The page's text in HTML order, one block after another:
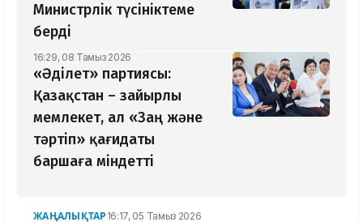
Министрлік түсініктеме
берді
16:29, 08 Тамыз 2026
«Әділет» партиясы:
Қазақстан – зайырлы
мемлекет, ал «Заң және
тәртіп» қағидаты
баршаға міндетті
ЖАҢАЛЫҚТАР 16:17, 05 Тамыз 2026